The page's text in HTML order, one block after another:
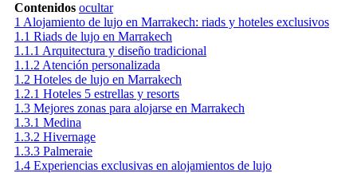
Contenidos ocultar
1 Alojamiento de lujo en Marrakech: riads y hoteles exclusivos
1.1 Riads de lujo en Marrakech
1.1.1 Arquitectura y diseño tradicional
1.1.2Atención personalizada
1.2 Hoteles de lujo en Marrakech
1.2.1 Hoteles 5 estrellas y resorts
1.3 Mejores zonas para alojarse en Marrakech
1.3.1 Medina
1.3.2 Hivernage
1.3.3 Palmeraie
1.4 Experiencias exclusivas en alojamientos de lujo